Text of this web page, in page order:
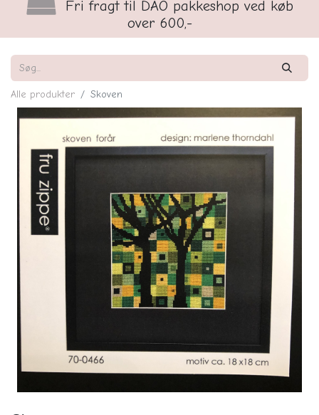
Fri fragt til DAO pakkeshop ved køb
over 600,-
Alle produkter Skoven